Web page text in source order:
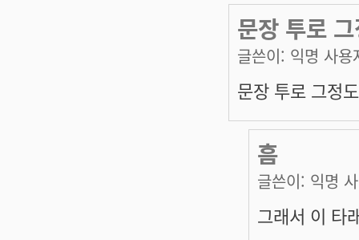
문장 투로
글쓴이: 익명 사용
문장 투로 그정
흠
글쓴이: 익명
그래서 이 타